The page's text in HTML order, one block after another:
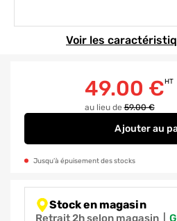
HT
49.00 €
au lieu de59.00 €
Ajouterau
Jusqu’à épuisement des stocks
Stock en magasin
Retrait 2h selon magasin
Element 1 sur 1
Voir les